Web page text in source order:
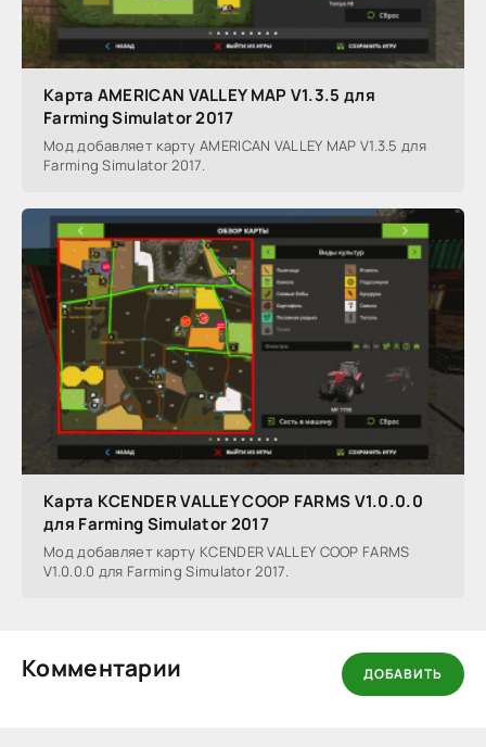
Карта AMERICAN VALLEY MAP V1.3.5 для
Farming Simulator 2017
Мод добавляет карту AMERICAN VALLEY MAP V1.3.5 для
Farming Simulator 2017.
Карта KCENDER VALLEY COOP FARMS V1.0.0.0
для Farming Simulator 2017
Мод добавляет карту KCENDER VALLEY COOP FARMS
V1.0.0.0 для Farming Simulator 2017.
Комментарии ДОБАВИТЬ